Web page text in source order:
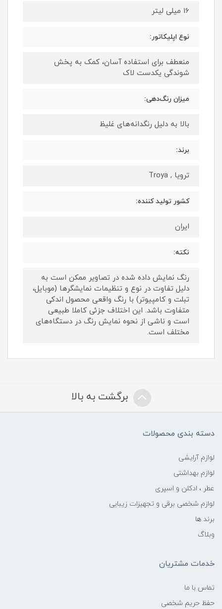
16 میلی لیتر
نوع اپلیکاتور:
منعطف برای استفاده آسان، کمک به پخش
شوندگی یکدست لاک
میزان رنگ‌دهی:
بالا به دلیل رنگدانه‌های غلیظ
برند:
ترویا , Troya
کشور تولید کننده:
ایران
نکته:
رنگ نمایش داده‌ شده در تصاویر ممکن است به
دلیل تفاوت در نوع و تنظیمات نمایشگرها (موبایل،
تبلت و کامپیوتر) با رنگ واقعی محصول اندکی
متفاوت باشد. این اختلاف جزئی کاملا طبیعی
است و ناشی از نحوه نمایش رنگ در دستگاه‌های
مختلف است.
برگشت به بالا
دسته بندی محصولات
لوازم آرایشی
لوازم بهداشتی
عطر ، ادکلن و اسپری
لوازم شخصی برقی و تجهیزات زیبایی
برند ها
وبلاگ
خدمات مشتریان
تماس با ما
حفظ حریم شخصی